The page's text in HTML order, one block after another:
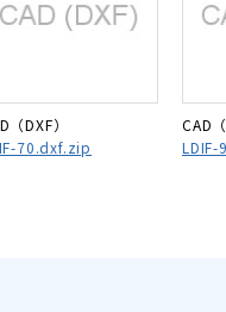
（DXF）
70.dxf.zip
CAD（